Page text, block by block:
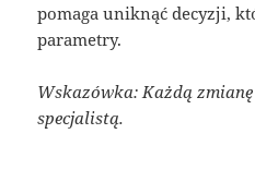
pomaga uniknąć decyzji,
parametry.
Wskazówka: Każdą
specjalistą.